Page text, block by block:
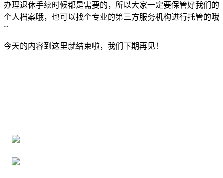
办理退休手续时候都是需要的，所以大家一定要保管好我们的
个人档案哦，也可以找个专业的第三方服务机构进行托管的哦
~
今天的内容到这里就结束啦，我们下期再见！